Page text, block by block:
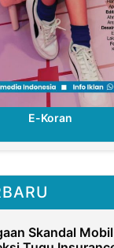
E-Koran
Skandal